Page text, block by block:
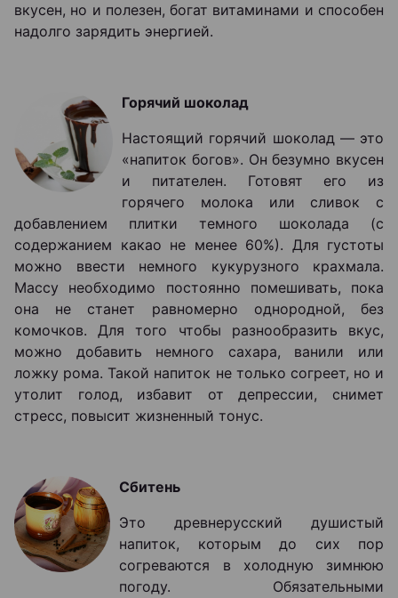
вкусен, но и полезен, богат витаминами и способен
надолго зарядить энергией.
Горячий шоколад
Настоящий горячий шоколад — это
«напиток богов». Он безумно вкусен
и питателен. Готовят его из
горячего молока или сливок с
добавлением плитки темного шоколада (с
содержанием какао не менее 60%). Для густоты
можно ввести немного кукурузного крахмала.
Массу необходимо постоянно помешивать, пока
она не станет равномерно однородной, без
комочков. Для того чтобы разнообразить вкус,
можно добавить немного сахара, ванили или
ложку рома. Такой напиток не только согреет, но и
утолит голод, избавит от депрессии, снимет
стресс, повысит жизненный тонус.
Сбитень
Это древнерусский душистый
напиток, которым до сих пор
согреваются в холодную зимнюю
погоду. Обязательными